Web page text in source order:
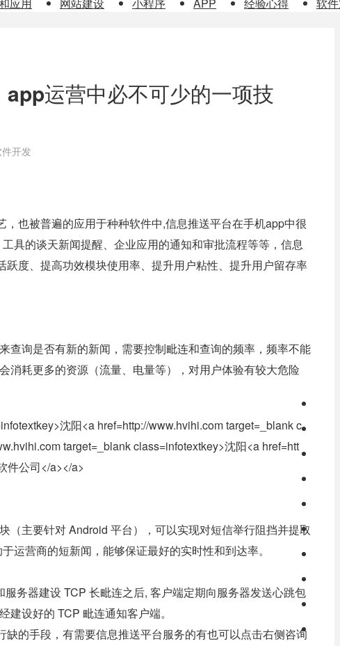
运营中必不可少的一项技
开发
也被普遍的应用于种种软件中,信息推送平台在手机app中很
具的谈天新闻提醒、企业应用的通知和审批流程等等，信息
度、提高功效模块使用率、提升用户粘性、提升用户留存率
查询是否有新的新闻，需要控制毗连和查询的频率，频率不能
消耗更多的资源（流量、电量等），对用户体验有较大危险
（主要针对 Android 平台），可以实现对短信举行阻挡并提取
运营商的短新闻，能够保证最好的实时性和到达率。
务器建设 TCP 长毗连之后, 客户端定期向服务器发送心跳包
设好的 TCP 毗连通知客户端。
的手段，有需要信息推送平台服务的有也可以点击右侧咨询